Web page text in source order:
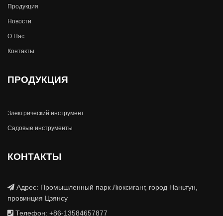
Продукция
Новости
О Hас
Контакты
ПРОДУКЦИЯ
Злектрический инструмент
Садовые инструменты
КОНТАКТЫ
Адрес: Промышленный парк Люксиганг, город Наньтун,
провинция Цзянсу
Телефон: +86-13584657877